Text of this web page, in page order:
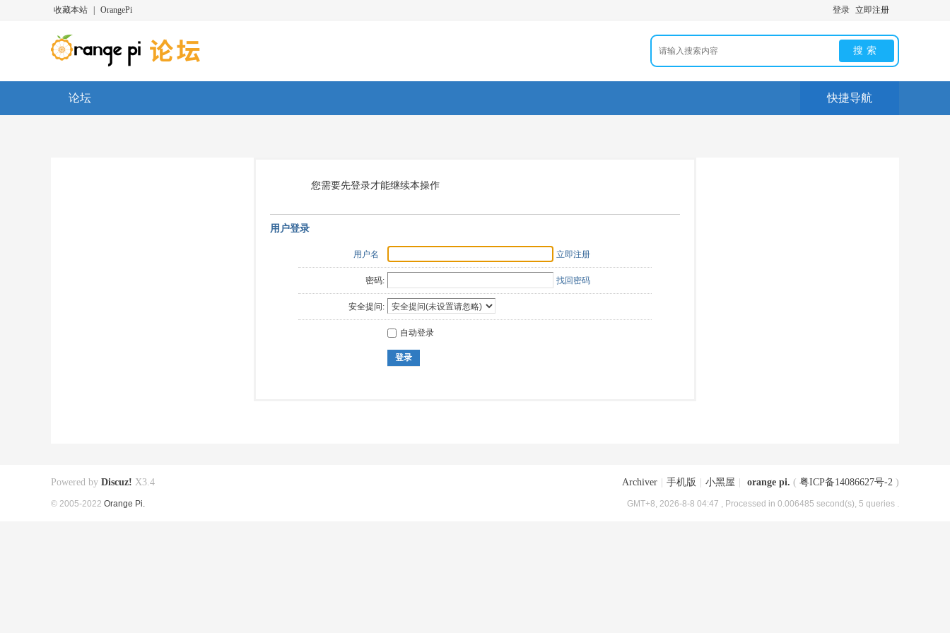
收藏本站 OrangePi 登录 立即注册
搜索
论坛 快捷导航
您需要先登录才能继续本操作
用户登录
用户名 立即注册
密码: 找回密码
安全提问:
自动登录
登录
Archiver 手机版 小黑屋 orange pi. ( 粤ICP备14086627号-2 )
GMT+8, 2026-8-8 04:47 , Processed in 0.006485 second(s), 5 queries .
Powered by Discuz! X3.4
© 2005-2022 Orange Pi.